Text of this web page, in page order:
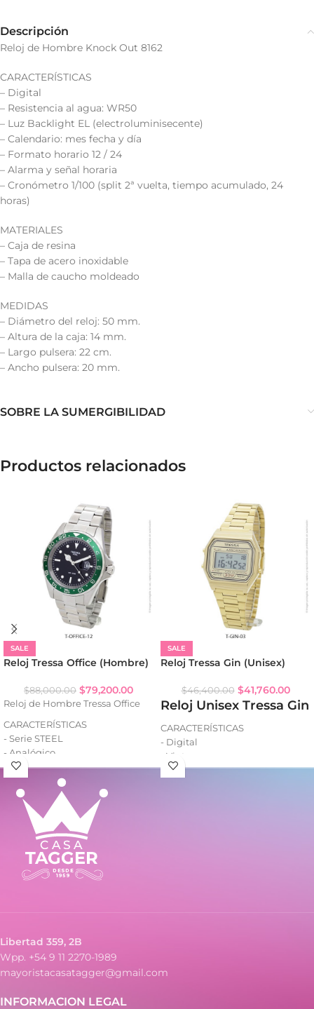
Descripción
Reloj de Hombre Knock Out 8162
CARACTERÍSTICAS
– Digital
– Resistencia al agua: WR50
– Luz Backlight EL (electroluminisecente)
– Calendario: mes fecha y día
– Formato horario 12 / 24
– Alarma y señal horaria
– Cronómetro 1/100 (split 2ª vuelta, tiempo acumulado, 24
horas)
MATERIALES
– Caja de resina
– Tapa de acero inoxidable
– Malla de caucho moldeado
MEDIDAS
– Diámetro del reloj: 50 mm.
– Altura de la caja: 14 mm.
– Largo pulsera: 22 cm.
– Ancho pulsera: 20 mm.
SOBRE LA SUMERGIBILIDAD
Productos relacionados
SALE
Reloj Tressa Office (Hombre)
$88,000.00 $79,200.00
Reloj de Hombre Tressa Office
CARACTERÍSTICAS
- Serie STEEL
- Analógico
- Resistencia al agua: WR100
- Fecha (con lupa)
- Caja de acero
- Malla de acero
SALE
Reloj Tressa Gin (Unisex)
$46,400.00 $41,760.00
Reloj Unisex Tressa Gin
CARACTERÍSTICAS
- Digital
- Vintage
- Resistencia al agua: WR30
Libertad 359, 2B
Wpp. +54 9 11 2270-1989
mayoristacasatagger@gmail.com
INFORMACION LEGAL